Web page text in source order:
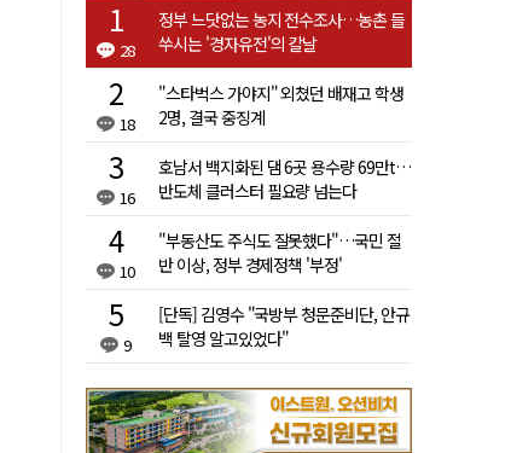
28
정부 느닷없는 농지 전수조사…농촌 들
쑤시는 '경자유전'의 칼날
18
"스타벅스 가야지" 외쳤던 배재고 학생
2명, 결국 중징계
16
호남서 백지화된 댐 6곳 용수량 69만t…
반도체 클러스터 필요량 넘는다
10
"부동산도 주식도 잘못했다"…국민 절
반 이상, 정부 경제정책 '부정'
9
[단독] 김영수 "국방부 청문준비단, 안규
백 탈영 알고있었다"